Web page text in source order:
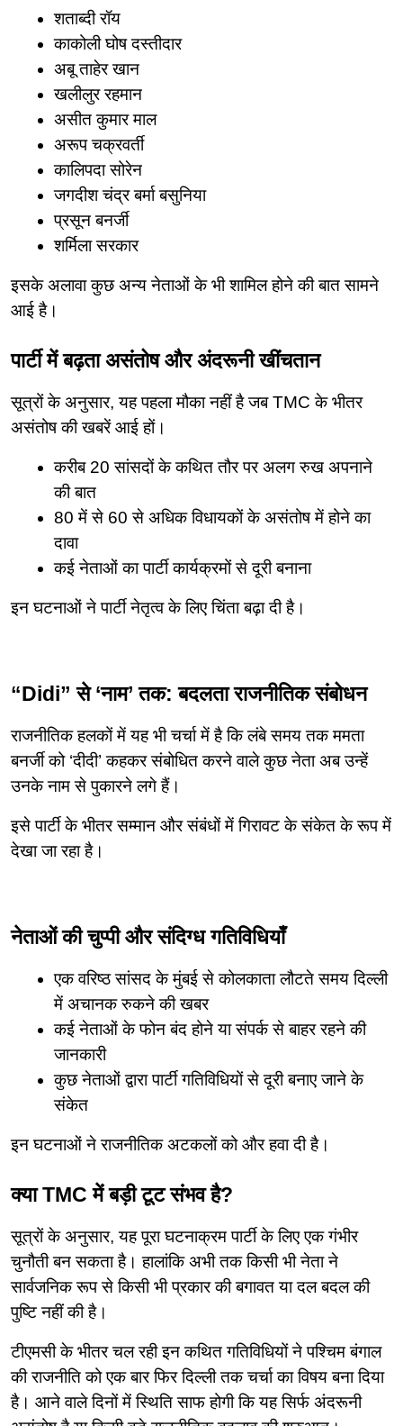
शताब्दी रॉय
काकोली घोष दस्तीदार
अबू ताहेर खान
खलीलुर रहमान
असीत कुमार माल
अरूप चक्रवर्ती
कालिपदा सोरेन
जगदीश चंद्र बर्मा बसुनिया
प्रसून बनर्जी
शर्मिला सरकार
इसके अलावा कुछ अन्य नेताओं के भी शामिल होने की बात सामने
आई है।
पार्टी में बढ़ता असंतोष और अंदरूनी खींचतान
सूत्रों के अनुसार, यह पहला मौका नहीं है जब TMC के भीतर
असंतोष की खबरें आई हों।
करीब 20 सांसदों के कथित तौर पर अलग रुख अपनाने
की बात
80 में से 60 से अधिक विधायकों के असंतोष में होने का
दावा
कई नेताओं का पार्टी कार्यक्रमों से दूरी बनाना
इन घटनाओं ने पार्टी नेतृत्व के लिए चिंता बढ़ा दी है।
“Didi” से ‘नाम’ तक: बदलता राजनीतिक संबोधन
राजनीतिक हलकों में यह भी चर्चा में है कि लंबे समय तक ममता
बनर्जी को ‘दीदी’ कहकर संबोधित करने वाले कुछ नेता अब उन्हें
उनके नाम से पुकारने लगे हैं।
इसे पार्टी के भीतर सम्मान और संबंधों में गिरावट के संकेत के रूप में
देखा जा रहा है।
नेताओं की चुप्पी और संदिग्ध गतिविधियाँ
एक वरिष्ठ सांसद के मुंबई से कोलकाता लौटते समय दिल्ली
में अचानक रुकने की खबर
कई नेताओं के फोन बंद होने या संपर्क से बाहर रहने की
जानकारी
कुछ नेताओं द्वारा पार्टी गतिविधियों से दूरी बनाए जाने के
संकेत
इन घटनाओं ने राजनीतिक अटकलों को और हवा दी है।
क्या TMC में बड़ी टूट संभव है?
सूत्रों के अनुसार, यह पूरा घटनाक्रम पार्टी के लिए एक गंभीर
चुनौती बन सकता है। हालांकि अभी तक किसी भी नेता ने
सार्वजनिक रूप से किसी भी प्रकार की बगावत या दल बदल की
पुष्टि नहीं की है।
टीएमसी के भीतर चल रही इन कथित गतिविधियों ने पश्चिम बंगाल
की राजनीति को एक बार फिर दिल्ली तक चर्चा का विषय बना दिया
है। आने वाले दिनों में स्थिति साफ होगी कि यह सिर्फ अंदरूनी